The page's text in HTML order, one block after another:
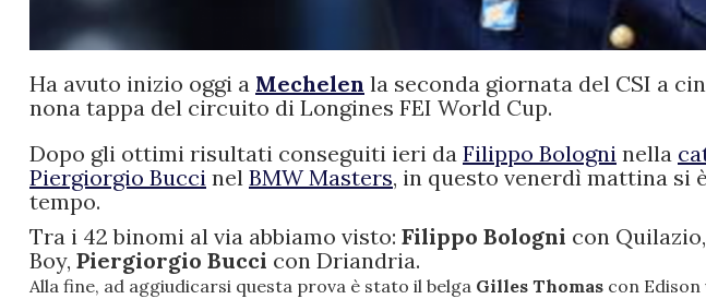
Ha avuto inizio oggi a Mechelen la seconda giornata del CSI a
nona tappa del circuito di Longines FEI World Cup.
Dopo gli ottimi risultati conseguiti ieri da Filippo Bologni nella
Piergiorgio Bucci nel BMW Masters, in questo venerdì mattina si
tempo.
Tra i 42 binomi al via abbiamo visto: Filippo Bologni con Quilazio,
Boy, Piergiorgio Bucci con Driandria.
Alla fine, ad aggiudicarsi questa prova è stato il belga Gilles Thomas con